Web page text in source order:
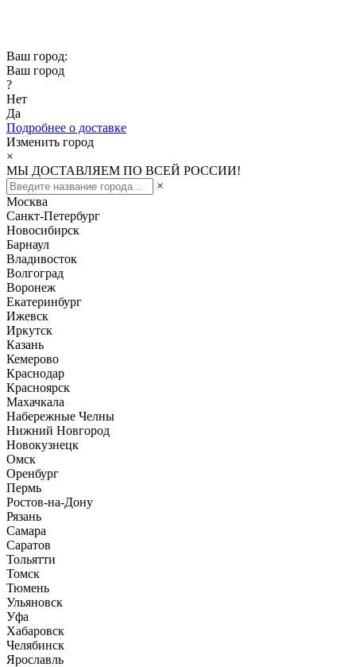
Ваш город:
Ваш город
?
Нет
Да
Подробнее о доставке
Изменить город
×
МЫ ДОСТАВЛЯЕМ ПО ВСЕЙ РОССИИ!
×
Москва
Санкт-Петербург
Новосибирск
Барнаул
Владивосток
Волгоград
Воронеж
Екатеринбург
Ижевск
Иркутск
Казань
Кемерово
Краснодар
Красноярск
Махачкала
Набережные Челны
Нижний Новгород
Новокузнецк
Омск
Оренбург
Пермь
Ростов-на-Дону
Рязань
Самара
Саратов
Тольятти
Томск
Тюмень
Ульяновск
Уфа
Хабаровск
Челябинск
Ярославль